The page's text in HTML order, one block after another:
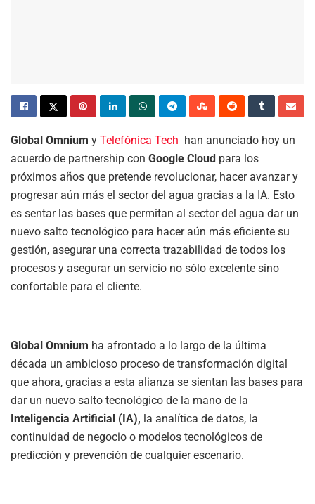
Global Omnium y Telefónica Tech han anunciado hoy un
acuerdo de partnership con Google Cloud para los
próximos años que pretende revolucionar, hacer avanzar y
progresar aún más el sector del agua gracias a la IA. Esto
es sentar las bases que permitan al sector del agua dar un
nuevo salto tecnológico para hacer aún más eficiente su
gestión, asegurar una correcta trazabilidad de todos los
procesos y asegurar un servicio no sólo excelente sino
confortable para el cliente.
Global Omnium ha afrontado a lo largo de la última
década un ambicioso proceso de transformación digital
que ahora, gracias a esta alianza se sientan las bases para
dar un nuevo salto tecnológico de la mano de la
Inteligencia Artificial (IA), la analítica de datos, la
continuidad de negocio o modelos tecnológicos de
predicción y prevención de cualquier escenario.